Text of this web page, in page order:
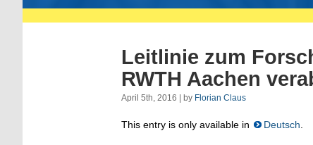
Leitlinie zum
RWTH Aachen
April 5th, 2016 | by Florian Claus
This entry is only available in Deutsch